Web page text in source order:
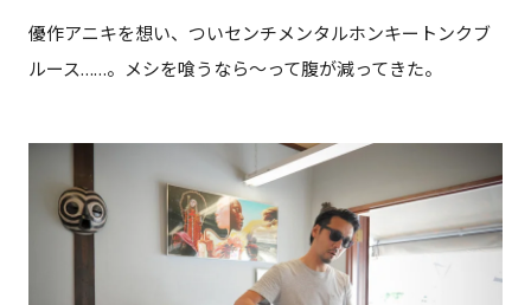
優作アニキを想い、ついセンチメンタルホンキートンクブ
ルース……。メシを喰うなら～って腹が減ってきた。